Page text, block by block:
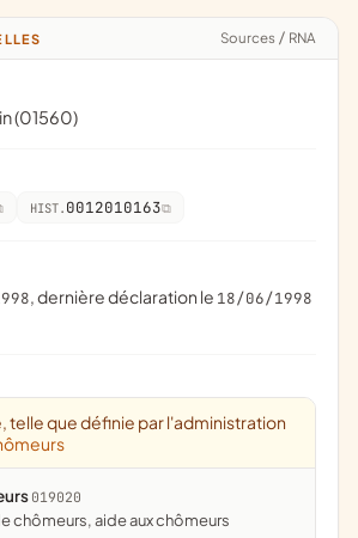
Sources / RNA
(01560)
HIST. 0012010163
, dernière déclaration le 18/06/1998
telle que définie par l'administration
019020
chômeurs, aide aux chômeurs